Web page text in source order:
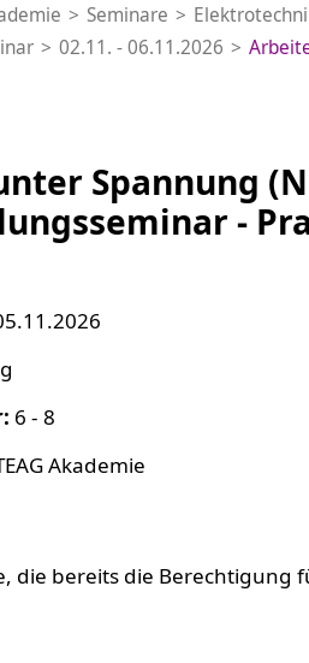
Seminare
02.11. - 06.11.2026
Spannung
-
6 - 8
Akademie
die bereits die Berechtigung